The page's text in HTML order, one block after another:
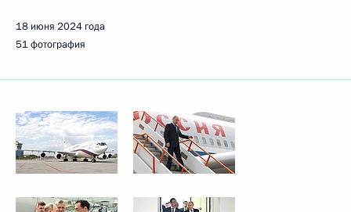
18 июня 2024 года
51 фотография